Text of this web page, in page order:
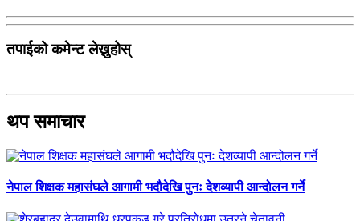
तपाईको कमेन्ट लेख्नुहोस्
थप समाचार
नेपाल शिक्षक महासंघले आगामी भदौदेखि पुनः देशव्यापी आन्दोलन गर्ने